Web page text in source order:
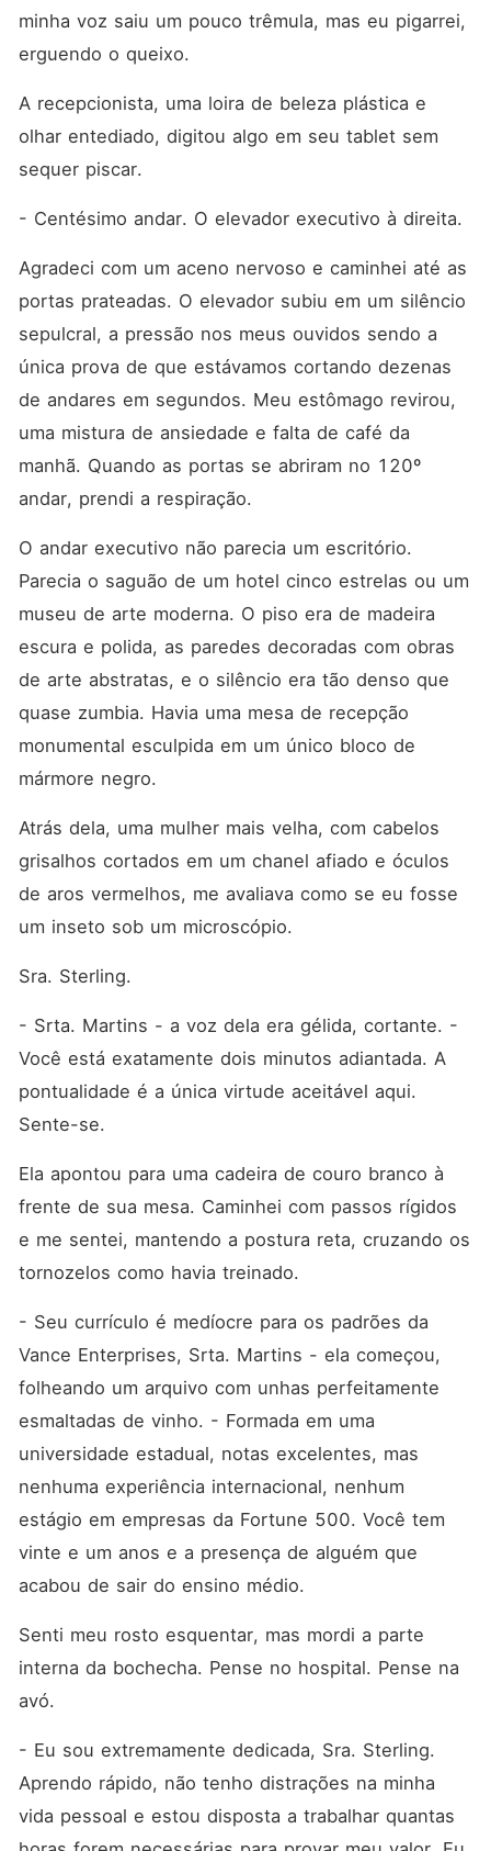
minha voz saiu um pouco trêmula, mas eu pigarrei,
erguendo o queixo.
A recepcionista, uma loira de beleza plástica e
olhar entediado, digitou algo em seu tablet sem
sequer piscar.
- Centésimo andar. O elevador executivo à direita.
Agradeci com um aceno nervoso e caminhei até as
portas prateadas. O elevador subiu em um silêncio
sepulcral, a pressão nos meus ouvidos sendo a
única prova de que estávamos cortando dezenas
de andares em segundos. Meu estômago revirou,
uma mistura de ansiedade e falta de café da
manhã. Quando as portas se abriram no 120º
andar, prendi a respiração.
O andar executivo não parecia um escritório.
Parecia o saguão de um hotel cinco estrelas ou um
museu de arte moderna. O piso era de madeira
escura e polida, as paredes decoradas com obras
de arte abstratas, e o silêncio era tão denso que
quase zumbia. Havia uma mesa de recepção
monumental esculpida em um único bloco de
mármore negro.
Atrás dela, uma mulher mais velha, com cabelos
grisalhos cortados em um chanel afiado e óculos
de aros vermelhos, me avaliava como se eu fosse
um inseto sob um microscópio.
Sra. Sterling.
- Srta. Martins - a voz dela era gélida, cortante. -
Você está exatamente dois minutos adiantada. A
pontualidade é a única virtude aceitável aqui.
Sente-se.
Ela apontou para uma cadeira de couro branco à
frente de sua mesa. Caminhei com passos rígidos
e me sentei, mantendo a postura reta, cruzando os
tornozelos como havia treinado.
- Seu currículo é medíocre para os padrões da
Vance Enterprises, Srta. Martins - ela começou,
folheando um arquivo com unhas perfeitamente
esmaltadas de vinho. - Formada em uma
universidade estadual, notas excelentes, mas
nenhuma experiência internacional, nenhum
estágio em empresas da Fortune 500. Você tem
vinte e um anos e a presença de alguém que
acabou de sair do ensino médio.
Senti meu rosto esquentar, mas mordi a parte
interna da bochecha. Pense no hospital. Pense na
avó.
- Eu sou extremamente dedicada, Sra. Sterling.
Aprendo rápido, não tenho distrações na minha
vida pessoal e estou disposta a trabalhar quantas